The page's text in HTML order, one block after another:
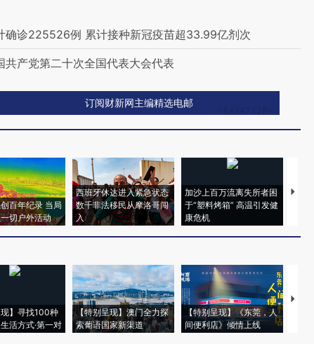
确诊225526例 累计接种新冠疫苗超33.99亿剂次
产党第二十次全国代表大会代表
订阅财新网主编精选电邮
百年纪录 当局
切户外活动
西班牙休达进入紧急状态
数千非法移民从摩洛哥闯
入
加沙上百万流离失所者困
于“塑料烤箱” 高温引发健
康危机
视线
现】寻找100种
活方式·第一对
【特别呈现】澳门全力探
索葡语国家新渠道
【特别呈现】《东莞，人
间便利店》倾情上线
【推
会